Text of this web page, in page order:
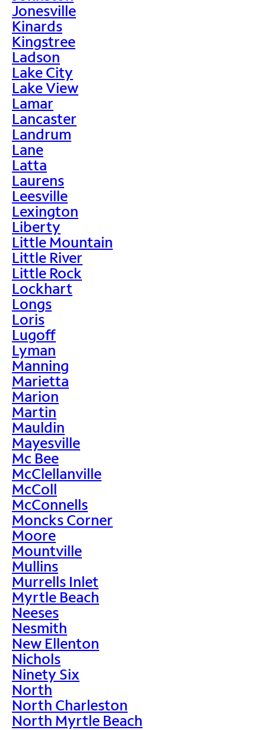
Jonesville
Kinards
Kingstree
Ladson
Lake City
Lake View
Lamar
Lancaster
Landrum
Lane
Latta
Laurens
Leesville
Lexington
Liberty
Little Mountain
Little River
Little Rock
Lockhart
Longs
Loris
Lugoff
Lyman
Manning
Marietta
Marion
Martin
Mauldin
Mayesville
Mc Bee
McClellanville
McColl
McConnells
Moncks Corner
Moore
Mountville
Mullins
Murrells Inlet
Myrtle Beach
Neeses
Nesmith
New Ellenton
Nichols
Ninety Six
North
North Charleston
North Myrtle Beach